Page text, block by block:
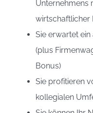
Unternehmens
wirtschaftlicher
Sie erwartet
(plus
Bonus)
Sie profitieren
kollegialen